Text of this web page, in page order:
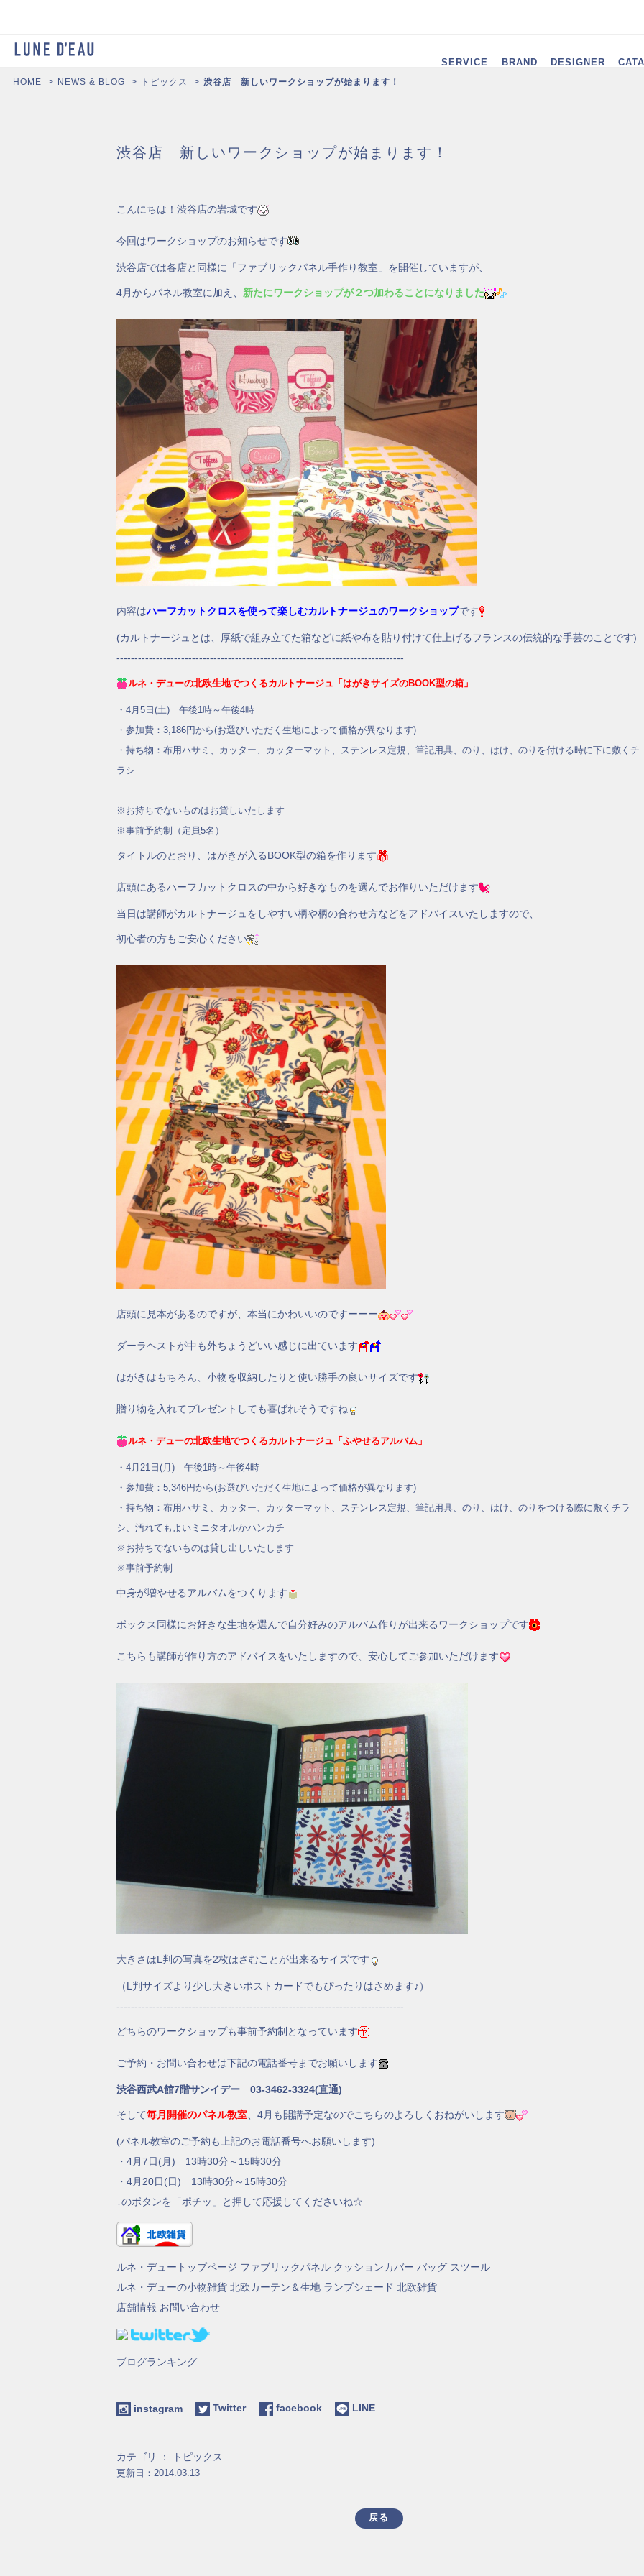
SERVICE BRAND DESIGNER
HOME NEWS & BLOG トピックス 渋谷店 新しいワークショップが始まります！
渋谷店 新しいワークショップが始まります！
こんにちは！渋谷店の岩城です
今回はワークショップのお知らせです
渋谷店では各店と同様に「ファブリックパネル手作り教室」を開催していますが、
4月からパネル教室に加え、 新たにワークショップが２つ加わることになりました
内容はハーフカットクロスを使って楽しむカルトナージュのワークショップです
(カルトナージュとは、厚紙で組み立てた箱などに紙や布を貼り付けて仕上げるフランスの伝統的な手芸のことです)
--------------------------------------------------------------------------------
ルネ・デューの北欧生地でつくるカルトナージュ「はがきサイズのBOOK型の箱」
・4月5日(土) 午後1時～午後4時
・参加費：3,186円から(お選びいただく生地によって価格が異なります)
・持ち物：布用ハサミ、カッター、カッターマット、ステンレス定規、筆記用具、のり、はけ、のりを付ける時に下に敷くチ
ラシ
※お持ちでないものはお貸しいたします
※事前予約制（定員5名）
タイトルのとおり、はがきが入るBOOK型の箱を作ります
店頭にあるハーフカットクロスの中から好きなものを選んでお作りいただけます
当日は講師がカルトナージュをしやすい柄や柄の合わせ方などをアドバイスいたしますので、
初心者の方もご安心ください
店頭に見本があるのですが、本当にかわいいのですーーー
ダーラヘストが中も外ちょうどいい感じに出ています
はがきはもちろん、小物を収納したりと使い勝手の良いサイズです
贈り物を入れてプレゼントしても喜ばれそうですね
ルネ・デューの北欧生地でつくるカルトナージュ「ふやせるアルバム」
・4月21日(月) 午後1時～午後4時
・参加費：5,346円から(お選びいただく生地によって価格が異なります)
・持ち物：布用ハサミ、カッター、カッターマット、ステンレス定規、筆記用具、のり、はけ、のりをつける際に敷くチラ
シ、汚れてもよいミニタオルかハンカチ
※お持ちでないものは貸し出しいたします
※事前予約制
中身が増やせるアルバムをつくります
ボックス同様にお好きな生地を選んで自分好みのアルバム作りが出来るワークショップです
こちらも講師が作り方のアドバイスをいたしますので、安心してご参加いただけます
大きさはL判の写真を2枚はさむことが出来るサイズです
（L判サイズより少し大きいポストカードでもぴったりはさめます♪）
--------------------------------------------------------------------------------
どちらのワークショップも事前予約制となっています
ご予約・お問い合わせは下記の電話番号までお願いします
渋谷西武A館7階サンイデー 03-3462-3324(直通)
そして毎月開催のパネル教室 、4月も開講予定なのでこちらのよろしくおねがいします
(パネル教室のご予約も上記のお電話番号へお願いします)
・4月7日(月) 13時30分～15時30分
・4月20日(日) 13時30分～15時30分
↓のボタンを「ポチッ」と押して応援してくださいね☆
ルネ・デュートップページ ファブリックパネル クッションカバー バッグ スツール
ルネ・デューの小物雑貨 北欧カーテン＆生地 ランプシェード 北欧雑貨
店舗情報 お問い合わせ
ブログランキング
instagram Twitter facebook LINE
カテゴリ ： トピックス
更新日：2014.03.13
戻る